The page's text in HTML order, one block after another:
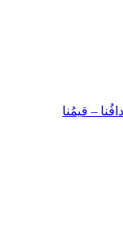
– قيمُنا